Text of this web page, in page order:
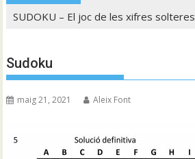
SUDOKU – El joc de les xifres solteres
Sudoku
maig 21, 2021 Aleix Font